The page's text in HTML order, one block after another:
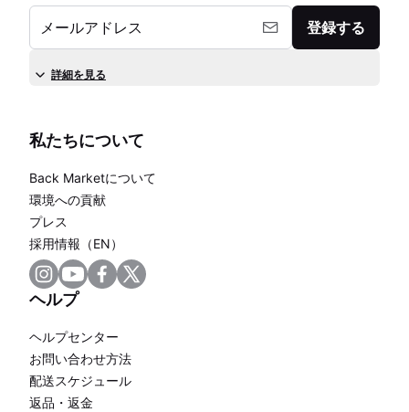
メールアドレス 登録する
詳細を見る
私たちについて
Back Marketについて
環境への貢献
プレス
採用情報（EN）
ヘルプ
ヘルプセンター
お問い合わせ方法
配送スケジュール
返品・返金